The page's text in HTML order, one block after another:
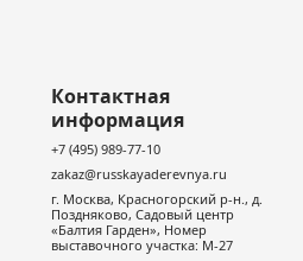
Контактная
информация
+7 (495) 989-77-10
zakaz@russkayaderevnya.ru
г. Москва, Красногорский р-н., д.
Поздняково, Садовый центр
«Балтия Гарден», Номер
выставочного участка: М-27